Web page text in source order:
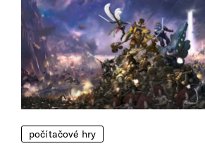
počítačové hry